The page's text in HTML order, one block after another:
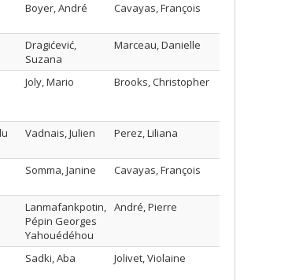
Boyer, André Cavayas, François
Dragićević,
Suzana
Marceau, Danielle
Joly, Mario Brooks, Christopher
Vadnais, Julien Perez, Liliana
Somma, Janine Cavayas, François
Lanmafankpotin,
Pépin Georges
Yahouédéhou
André, Pierre
Sadki, Aba Jolivet, Violaine